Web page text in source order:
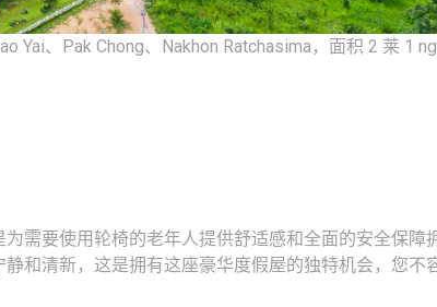
、Pak Chong、Nakhon Ratchasima，面积 2 莱 1
需要使用轮椅的老年人提供舒适感和全面的安全保障
和清新，这是拥有这座豪华度假屋的独特机会，您不